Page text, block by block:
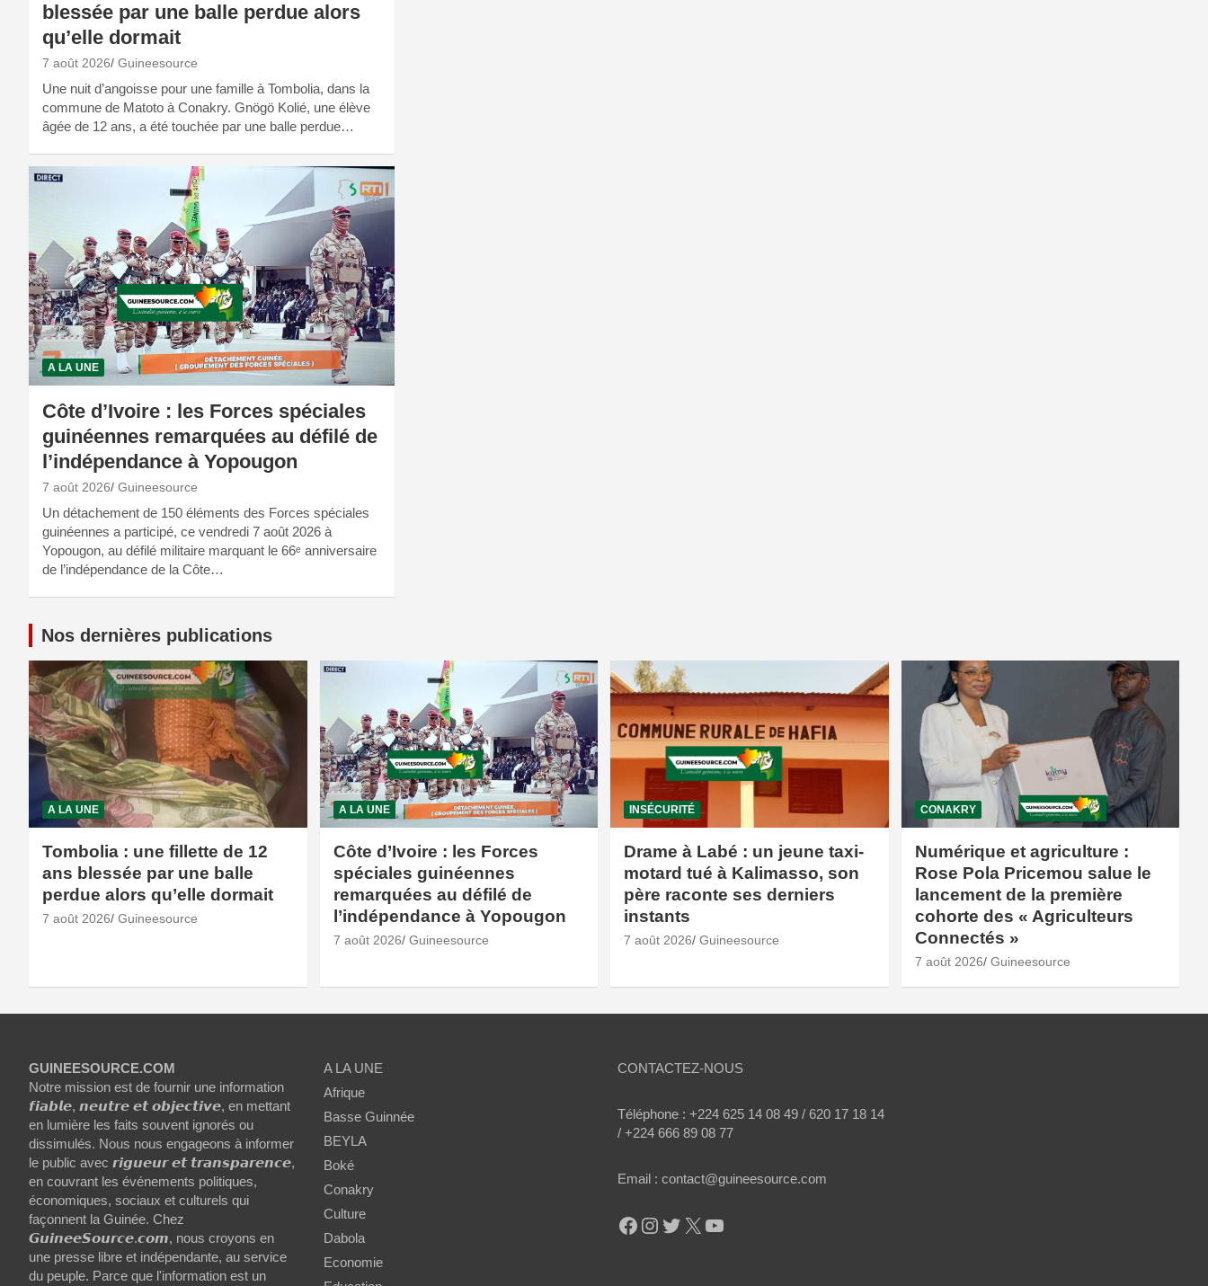
blessée par une balle perdue alors
qu’elle dormait
7 août 2026 Guineesource
Une nuit d’angoisse pour une famille à Tombolia, dans la
commune de Matoto à Conakry. Gnögö Kolié, une élève
âgée de 12 ans, a été touchée par une balle perdue…
A LA UNE
Côte d’Ivoire : les Forces spéciales
guinéennes remarquées au défilé de
l’indépendance à Yopougon
7 août 2026 Guineesource
Un détachement de 150 éléments des Forces spéciales
guinéennes a participé, ce vendredi 7 août 2026 à
Yopougon, au défilé militaire marquant le 66ᵉ anniversaire
de l’indépendance de la Côte…
Nos dernières publications
A LA UNE
Tombolia : une fillette de 12
ans blessée par une balle
perdue alors qu’elle dormait
7 août 2026 Guineesource
A LA UNE
Côte d’Ivoire : les Forces
spéciales guinéennes
remarquées au défilé de
l’indépendance à Yopougon
7 août 2026 Guineesource
INSÉCURITÉ
Drame à Labé : un jeune taxi-
motard tué à Kalimasso, son
père raconte ses derniers
instants
7 août 2026 Guineesource
CONAKRY
Numérique et agriculture :
Rose Pola Pricemou salue le
lancement de la première
cohorte des « Agriculteurs
Connectés »
7 août 2026 Guineesource
GUINEESOURCE.COM
Notre mission est de fournir une information
𝙛𝙞𝙖𝙗𝙡𝙚, 𝙣𝙚𝙪𝙩𝙧𝙚 𝙚𝙩 𝙤𝙗𝙟𝙚𝙘𝙩𝙞𝙫𝙚, en mettant
en lumière les faits souvent ignorés ou
dissimulés. Nous nous engageons à informer
le public avec 𝙧𝙞𝙜𝙪𝙚𝙪𝙧 𝙚𝙩 𝙩𝙧𝙖𝙣𝙨𝙥𝙖𝙧𝙚𝙣𝙘𝙚,
en couvrant les événements politiques,
économiques, sociaux et culturels qui
façonnent la Guinée. Chez
𝙂𝙪𝙞𝙣𝙚𝙚𝙎𝙤𝙪𝙧𝙘𝙚.𝙘𝙤𝙢, nous croyons en
une presse libre et indépendante, au service
du peuple. Parce que l'information est un
A LA UNE
Afrique
Basse Guinnée
BEYLA
Boké
Conakry
Culture
Dabola
Economie
CONTACTEZ-NOUS
Téléphone : +224 625 14 08 49 / 620 17 18 14
/ +224 666 89 08 77
Email : contact@guineesource.com
Facebook
Instagram
Twitter
X YouTube